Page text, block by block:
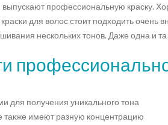
профессиональную краску.
для волос стоит подходить
нескольких тонов. Даже одна и
для получения уникального тона
также имеют разную концентрацию